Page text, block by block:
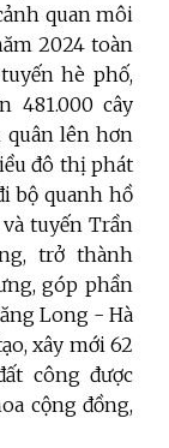
quan môi
2024 toàn
hè phố,
481.000 cây
quân lên hơn
đô thị phát
bộ quanh hồ
tuyến Trần
trở thành
góp phần
Long - Hà
xây mới 62
công được
cộng đồng,